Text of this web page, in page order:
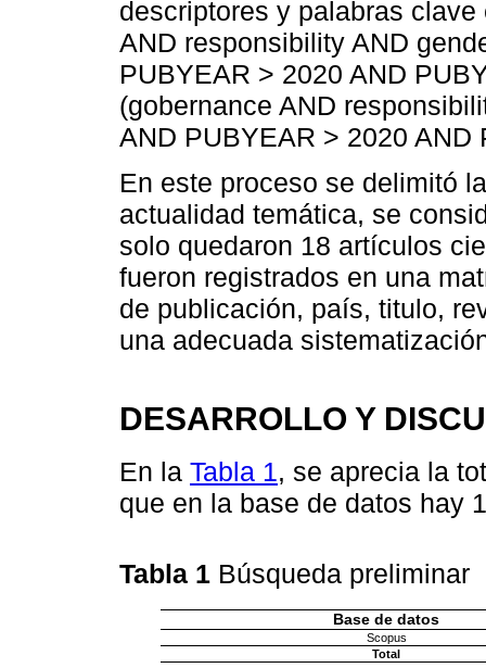
descriptores y palabras
AND responsibility AND
PUBYEAR > 2020 AND
(gobernance AND
AND PUBYEAR > 2020 AND
En este proceso se delimitó
actualidad temática, se
solo quedaron 18 artículos
fueron registrados en una
de publicación, país, titulo,
una adecuada
DESARROLLO Y
En la Tabla 1, se aprecia la
que en la base de datos hay
Tabla 1 Búsqueda preliminar
Base de datos
Scopus
Total